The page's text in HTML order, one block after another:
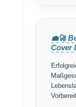
💼🚀
Cover